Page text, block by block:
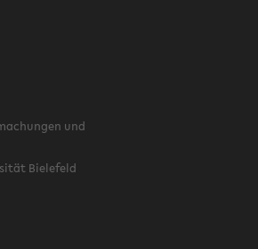
und
Bielefeld